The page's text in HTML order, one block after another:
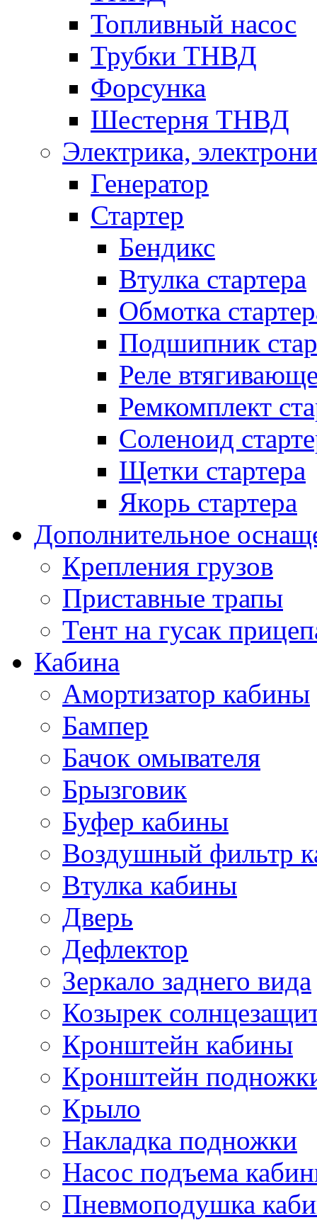
Топливный насос
Трубки ТНВД
Форсунка
Шестерня ТНВД
Электрика,
Генератор
Стартер
Бендикс
Втулка стартера
Обмотка
Подшипник
Реле
Ремкомплект
Соленоид
Щетки стартера
Якорь стартера
Дополнительное
Крепления грузов
Приставные трапы
Тент на гусак
Кабина
Амортизатор кабины
Бампер
Бачок омывателя
Брызговик
Буфер кабины
Воздушный фильтр
Втулка кабины
Дверь
Дефлектор
Зеркало заднего вида
Козырек
Кронштейн кабины
Кронштейн
Крыло
Накладка подножки
Насос подъема
Пневмоподушка